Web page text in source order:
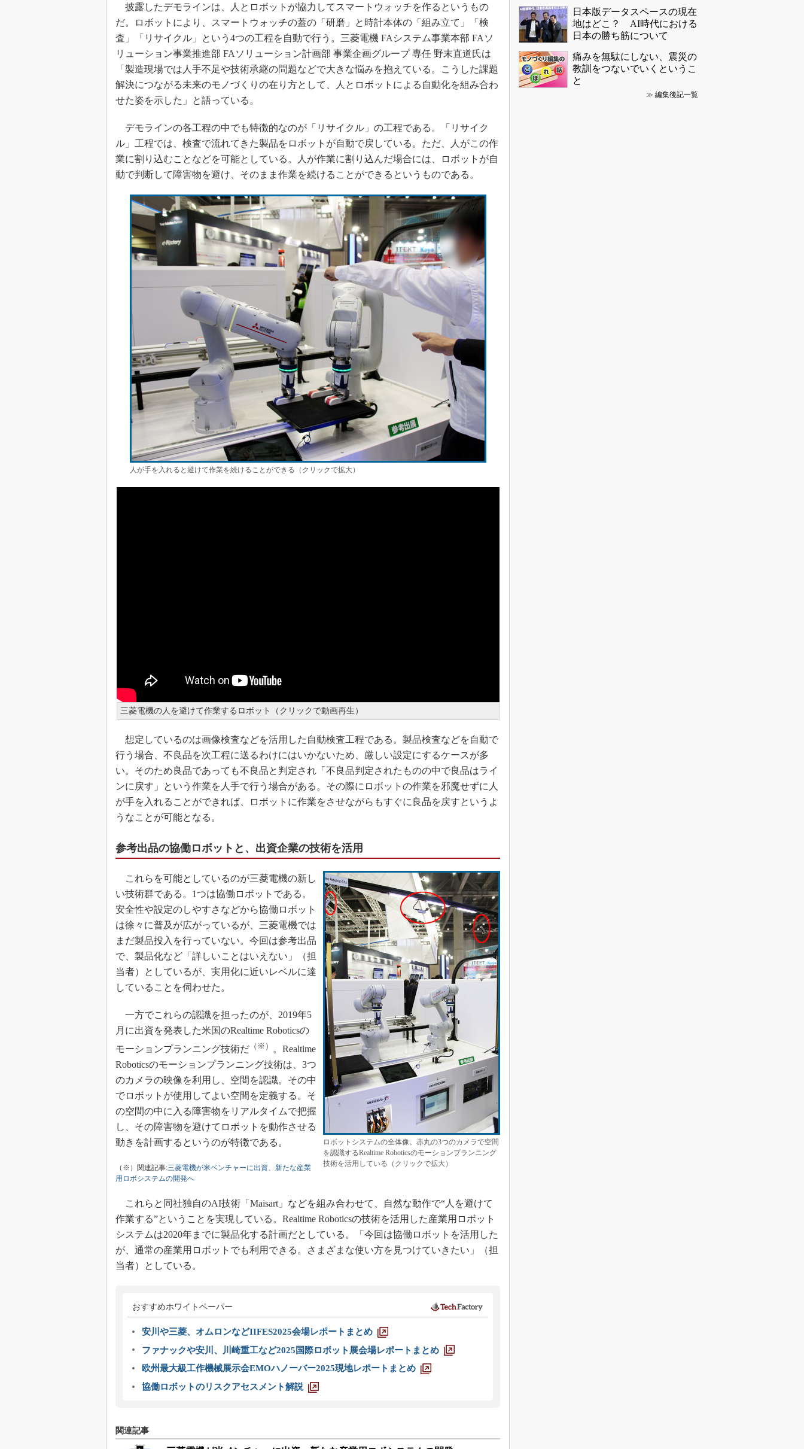
披露したデモラインは、人とロボットが協力してスマートウォッチを作るというもの
だ。ロボットにより、スマートウォッチの蓋の「研磨」と時計本体の「組み立て」「検
査」「リサイクル」という4つの工程を自動で行う。三菱電機 FAシステム事業本部 FAソ
リューション事業推進部 FAソリューション計画部 事業企画グループ 専任 野末直道氏は
「製造現場では人手不足や技術承継の問題などで大きな悩みを抱えている。こうした課題
解決につながる未来のモノづくりの在り方として、人とロボットによる自動化を組み合わ
せた姿を示した」と語っている。
デモラインの各工程の中でも特徴的なのが「リサイクル」の工程である。「リサイク
ル」工程では、検査で流れてきた製品をロボットが自動で戻している。ただ、人がこの作
業に割り込むことなどを可能としている。人が作業に割り込んだ場合には、ロボットが自
動で判断して障害物を避け、そのまま作業を続けることができるというものである。
人が手を入れると避けて作業を続けることができる（クリックで拡大）
三菱電機の人を避けて作業するロボット（クリックで動画再生）
想定しているのは画像検査などを活用した自動検査工程である。製品検査などを自動で
行う場合、不良品を次工程に送るわけにはいかないため、厳しい設定にするケースが多
い。そのため良品であっても不良品と判定され「不良品判定されたものの中で良品はライ
ンに戻す」という作業を人手で行う場合がある。その際にロボットの作業を邪魔せずに人
が手を入れることができれば、ロボットに作業をさせながらもすぐに良品を戻すというよ
うなことが可能となる。
参考出品の協働ロボットと、出資企業の技術を活用
ロボットシステムの全体像。赤丸の3つのカメラで空間
を認識するRealtime Roboticsのモーションプランニング
技術を活用している（クリックで拡大）
これらを可能としているのが三菱電機の新し
い技術群である。1つは協働ロボットである。
安全性や設定のしやすさなどから協働ロボット
は徐々に普及が広がっているが、三菱電機では
まだ製品投入を行っていない。今回は参考出品
で、製品化など「詳しいことはいえない」（担
当者）としているが、実用化に近いレベルに達
していることを伺わせた。
一方でこれらの認識を担ったのが、2019年5
月に出資を発表した米国のRealtime Roboticsの
モーションプランニング技術だ （※）
。Realtime
Roboticsのモーションプランニング技術は、3つ
のカメラの映像を利用し、空間を認識。その中
でロボットが使用してよい空間を定義する。そ
の空間の中に入る障害物をリアルタイムで把握
し、その障害物を避けてロボットを動作させる
動きを計画するというのが特徴である。
（※）関連記事:三菱電機が米ベンチャーに出資、新たな産業
用ロボシステムの開発へ
これらと同社独自のAI技術「Maisart」などを組み合わせて、自然な動作で“人を避けて
作業する”ということを実現している。Realtime Roboticsの技術を活用した産業用ロボット
システムは2020年までに製品化する計画だとしている。「今回は協働ロボットを活用した
が、通常の産業用ロボットでも利用できる。さまざまな使い方を見つけていきたい」（担
当者）としている。
おすすめホワイトペーパー
安川や三菱、オムロンなどIIFES2025会場レポートまとめ
ファナックや安川、川崎重工など2025国際ロボット展会場レポートまとめ
欧州最大級工作機械展示会EMOハノーバー2025現地レポートまとめ
協働ロボットのリスクアセスメント解説
関連記事
日本版データスペースの現在
地はどこ？ AI時代における
日本の勝ち筋について
痛みを無駄にしない、震災の
教訓をつないでいくというこ
と
≫ 編集後記一覧